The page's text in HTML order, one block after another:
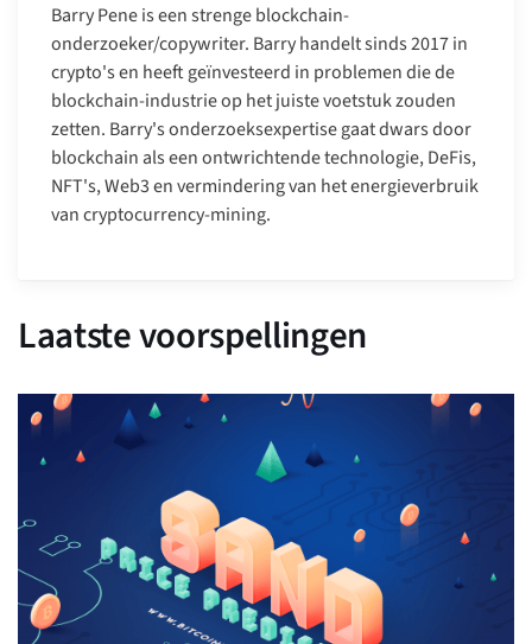
Barry Pene is een strenge blockchain-
onderzoeker/copywriter. Barry handelt sinds 2017 in
crypto's en heeft geïnvesteerd in problemen die de
blockchain-industrie op het juiste voetstuk zouden
zetten. Barry's onderzoeksexpertise gaat dwars door
blockchain als een ontwrichtende technologie, DeFis,
NFT's, Web3 en vermindering van het energieverbruik
van cryptocurrency-mining.
Laatste voorspellingen